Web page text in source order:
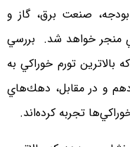
بودجه، صنعت برق، گاز و
منجر خواهد شد. بررسي
تورم خوراكي به
و در مقابل، دهك‌هاي
تجربه كرده‌اند.